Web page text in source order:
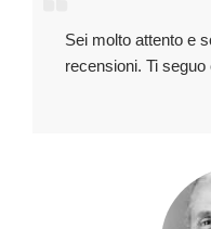
Sei molto attento e
recensioni. Ti